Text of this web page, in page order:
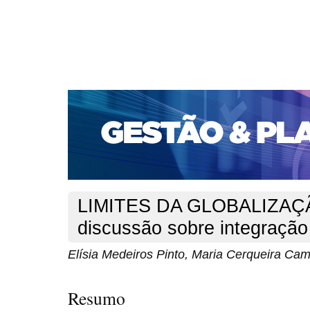
CAPA SOBRE ACESSO CADASTRO
PORTAL DE REVISTAS DA UNIFACS
SUBMISSÕES
PARA SUBMISSÃO DE ARTIGOS
TUTORIAL PARA
Capa Pinto
LIMITES DA
discussão sobre
Elísia Medeiros Pinto, Maria Cerqueira
Resumo